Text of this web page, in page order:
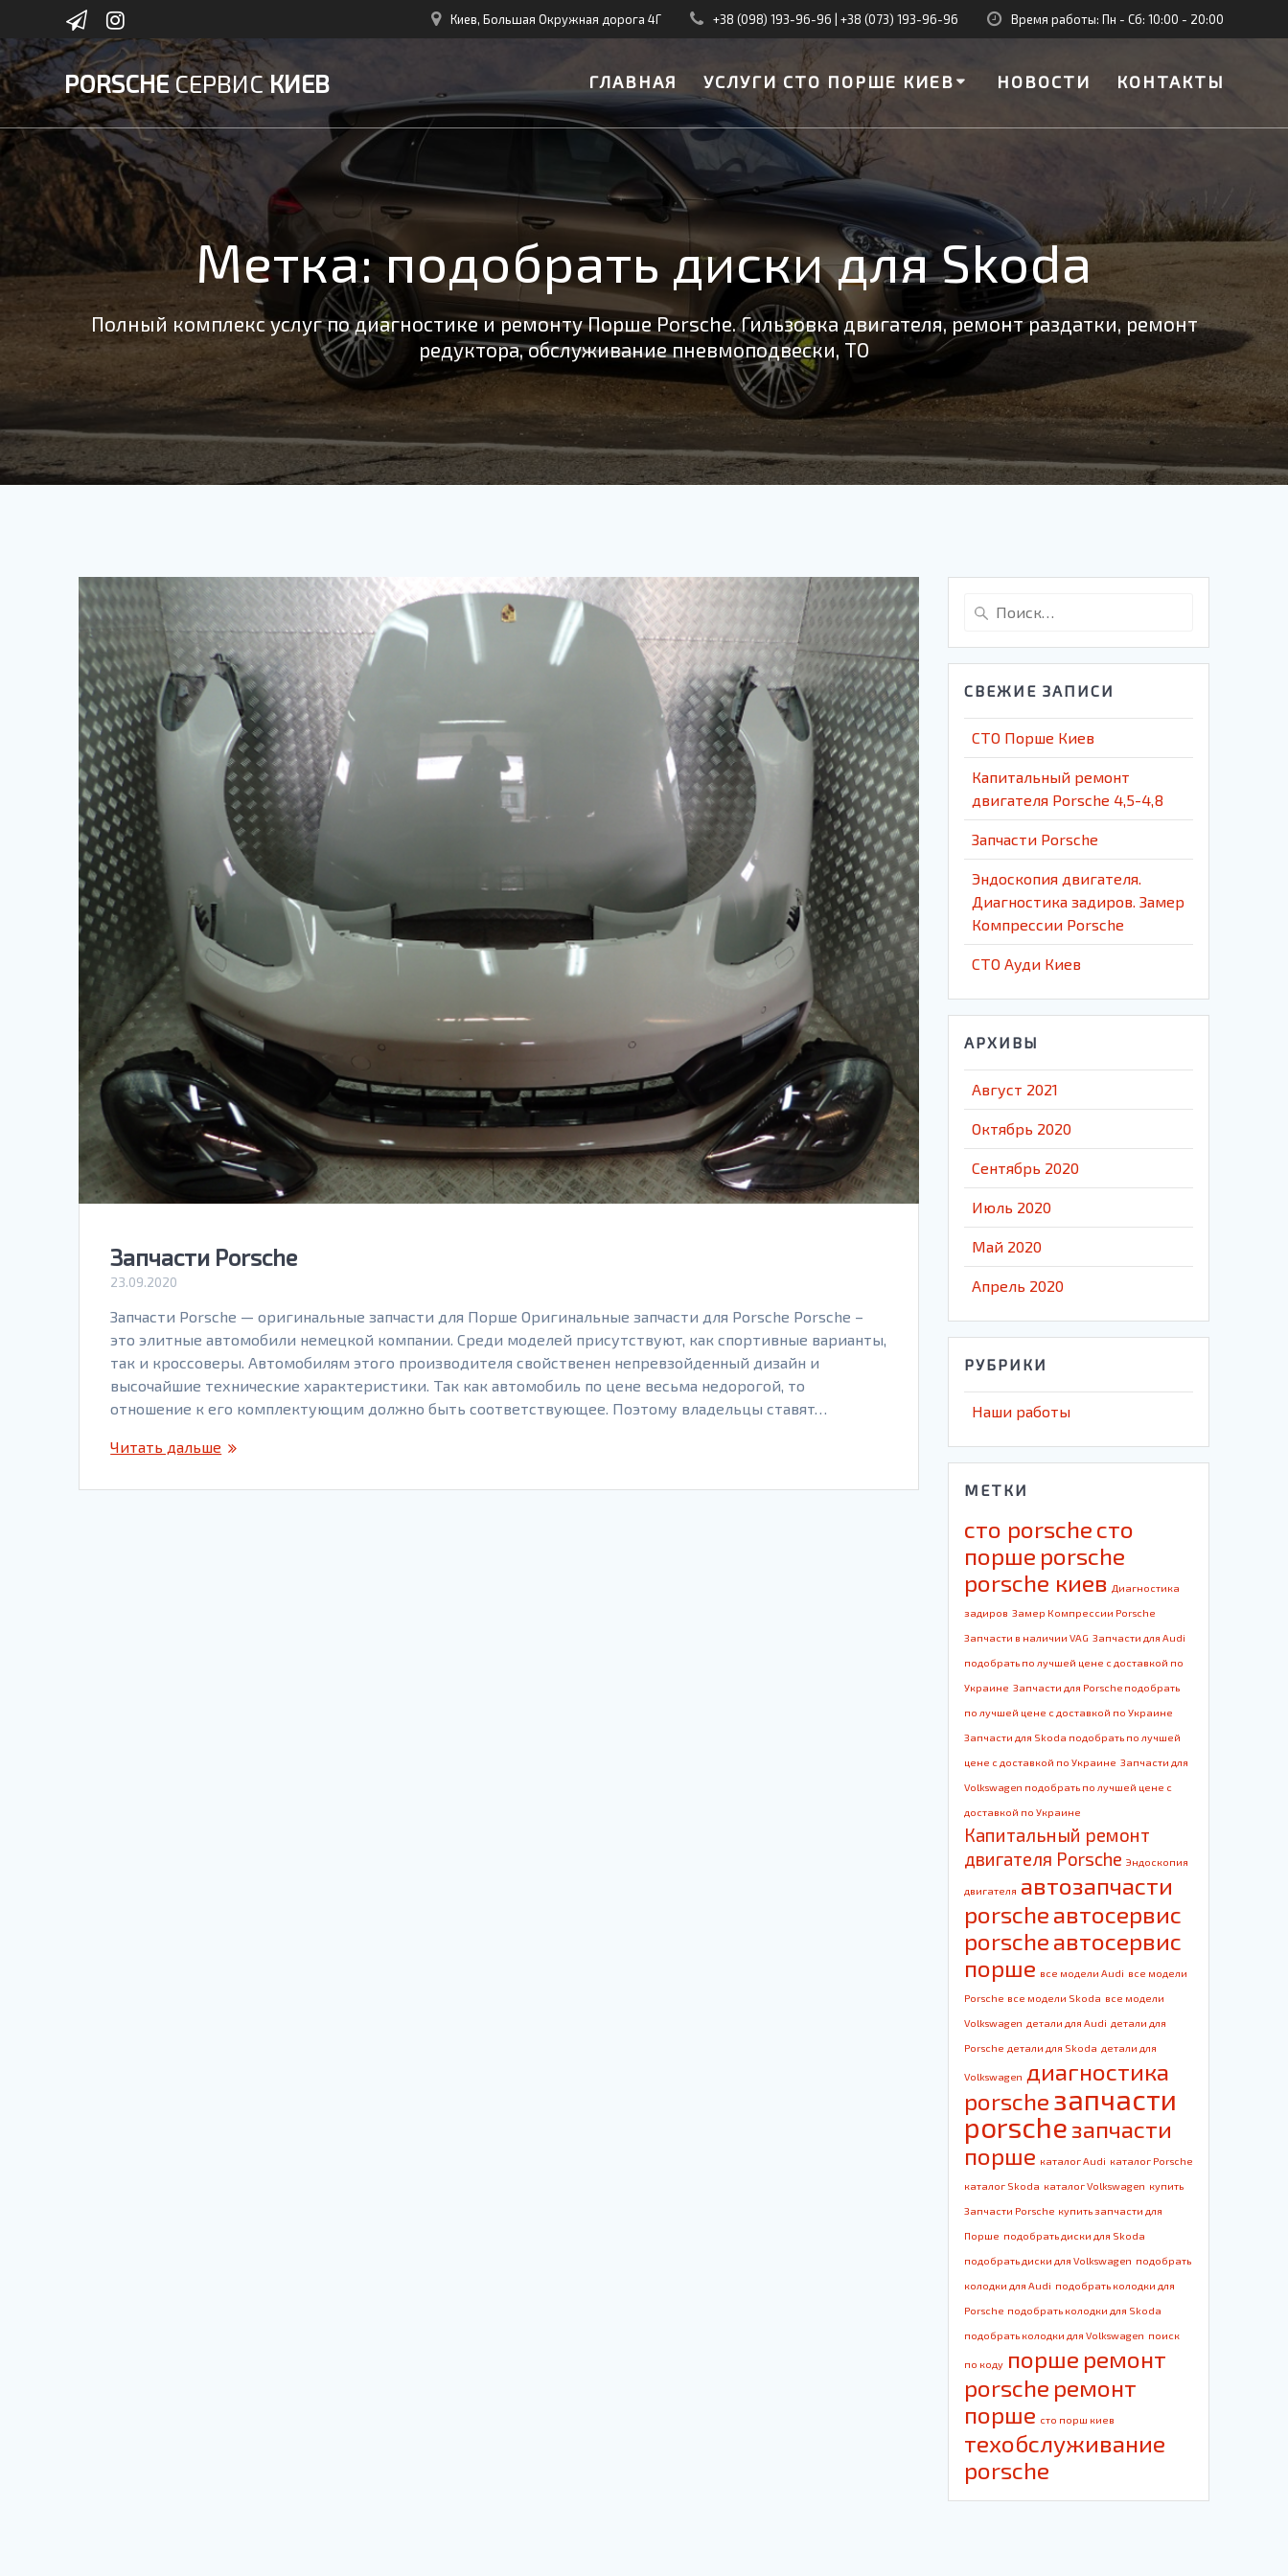
content
Киев, Большая Окружная дорога 4Г +38 (098) 193-96-96 +38 (073) 193-96-96 Время работы: Пн - Сб: 10:00 - 20:00
PORSCHEСЕРВИСКИЕВ ГЛАВНАЯ УСЛУГИ СТО ПОРШЕ КИЕВ НОВОСТИ КОНТАКТЫ
Метка:подобрать диски для Skoda
Полный комплекс услуг по диагностике и ремонту Порше Porsche. Гильзовка двигателя, ремонт раздатки, ремонт
редуктора, обслуживание пневмоподвески, ТО
Запчасти Porsche
23.09.2020
Запчасти Porsche — оригинальные запчасти для Порше Оригинальные запчасти для Porsche Porsche –
это элитные автомобили немецкой компании. Среди моделей присутствуют, как спортивные варианты,
так и кроссоверы. Автомобилям этого производителя свойственен непревзойденный дизайн и
высочайшие технические характеристики. Так как автомобиль по цене весьма недорогой, то
отношение к его комплектующим должно быть соответствующее. Поэтому владельцы ставят…
Читать дальше
Найти:
СВЕЖИЕ ЗАПИСИ
СТО Порше Киев
Капитальный ремонт
двигателя Porsche 4,5-4,8
Запчасти Porsche
Эндоскопия двигателя.
Диагностика задиров. Замер
Компрессии Porsche
СТО Ауди Киев
АРХИВЫ
Август 2021
Октябрь 2020
Сентябрь 2020
Июль 2020
Май 2020
Апрель 2020
РУБРИКИ
Наши работы
МЕТКИ
cто porsche cто
порше porsche
porsche киев Диагностика
задиров Замер Компрессии Porsche
Запчасти в наличии VAG Запчасти для Audi
подобрать по лучшей цене с доставкой по
Украине Запчасти для Porsche подобрать
по лучшей цене с доставкой по Украине
Запчасти для Skoda подобрать по лучшей
цене с доставкой по Украине Запчасти для
Volkswagen подобрать по лучшей цене с
доставкой по Украине
Капитальный ремонт
двигателя Porsche Эндоскопия
двигателя автозапчасти
porsche автосервис
porsche автосервис
порше все модели Audi все модели
Porsche все модели Skoda все модели
Volkswagen детали для Audi детали для
Porsche детали для Skoda детали для
Volkswagen диагностика
porsche запчасти
porsche запчасти
порше каталог Audi каталог Porsche
каталог Skoda каталог Volkswagen купить
Запчасти Porsche купить запчасти для
Порше подобрать диски для Skoda
подобрать диски для Volkswagen подобрать
колодки для Audi подобрать колодки для
Porsche подобрать колодки для Skoda
подобрать колодки для Volkswagen поиск
по коду порше ремонт
porsche ремонт
порше сто порш киев
техобслуживание
porsche